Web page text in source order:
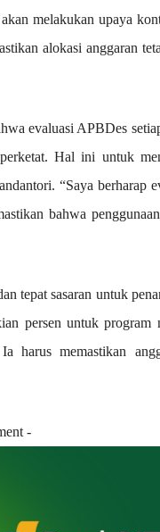
melakukan upaya
alokasi anggaran
evaluasi APBDes
Hal ini untuk
“Saya berharap
bahwa
tepat sasaran untuk
persen untuk program
harus memastikan
-